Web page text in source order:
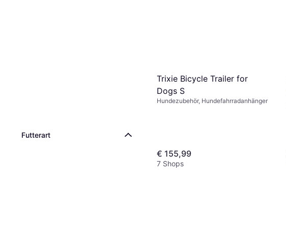
Futterart
Trixie Bicycle Trailer for
Dogs S
Hundezubehör, Hundefahrradanhänger
€ 155,99
7 Shops